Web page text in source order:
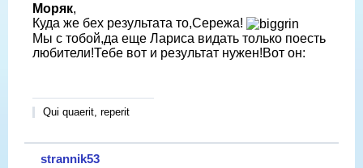
Моряк,
Куда же бех результата то,Сережа!
Мы с тобой,да еще Лариса видать только поесть
любители!Тебе вот и результат нужен!Вот он:
Qui quaerit, reperit
strannik53